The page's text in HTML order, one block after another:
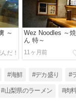
～
Wez Noodles ～
ん 特～
11ヶ月前
#海鮮 #デカ盛り #
#山梨県のラーメン #肉